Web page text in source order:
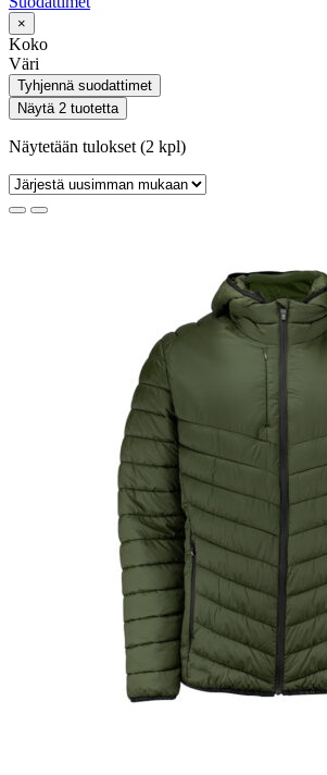
×
Koko
Väri
Tyhjennä suodattimet
Näytä 2 tuotetta
Näytetään tulokset (2 kpl)